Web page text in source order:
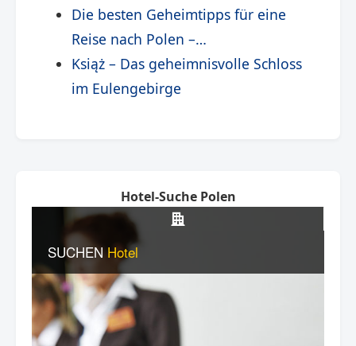
Die besten Geheimtipps für eine
Reise nach Polen –…
Książ – Das geheimnisvolle Schloss
im Eulengebirge
Hotel-Suche Polen